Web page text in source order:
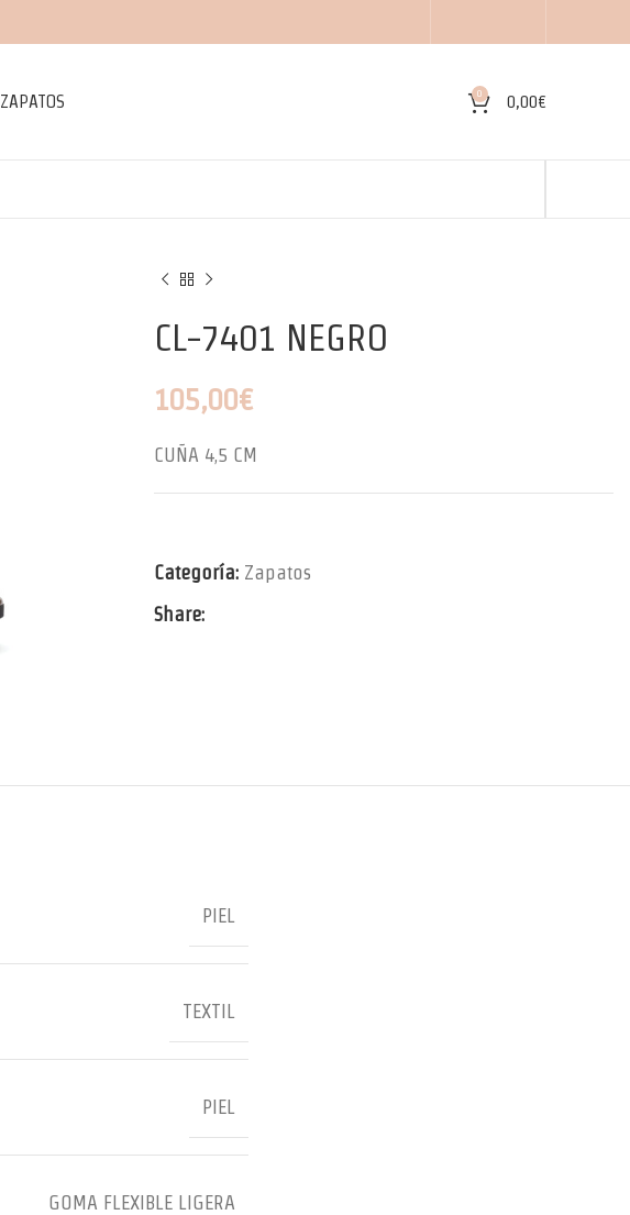
ZAPATOS 0 0,00€
CL-7401 NEGRO
105,00€
CUÑA 4,5 CM
Categoría: Zapatos
Share:
PIEL
TEXTIL
PIEL
GOMA FLEXIBLE LIGERA